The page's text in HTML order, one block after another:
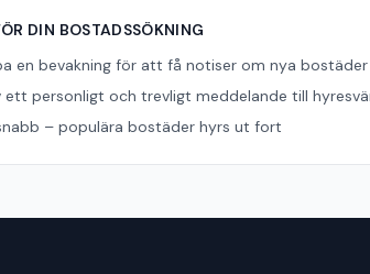
DIN BOSTADSSÖKNING
en bevakning för att få notiser om nya bostäder
ett personligt och trevligt meddelande till
– populära bostäder hyrs ut fort